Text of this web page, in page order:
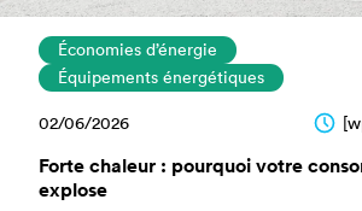
Économies d’énergie
Équipements énergétiques
02/06/2026
Forte chaleur : pourquoi votre
explose